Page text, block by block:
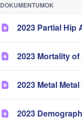
DOKUMENTUMOK
2023 Partial Hip
2023 Mortality
2023 Metal
2023